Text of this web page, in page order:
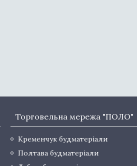
Торговельна мережа "ПОЛО"
Кременчук будматеріали
Полтава будматеріали